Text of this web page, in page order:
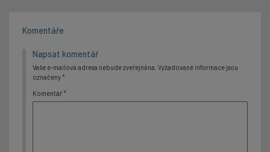
Komentáře
Napsat komentář
Vaše e-mailová adresa nebude zveřejněna. Vyžadované informace jsou
označeny *
Komentář *